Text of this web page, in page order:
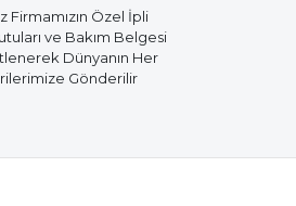
Firmamızın Özel İpli
ve Bakım Belgesi
Dünyanın Her
Gönderilir